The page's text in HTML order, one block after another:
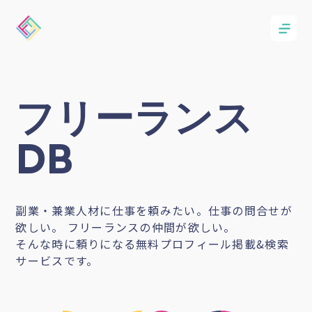
フリーランス
DB
副業・兼業人材に仕事を頼みたい。仕事の問合せが
欲しい。 フリーランスの仲間が欲しい。
そんな時に頼りになる無料プロフィール掲載&検索
サービスです。